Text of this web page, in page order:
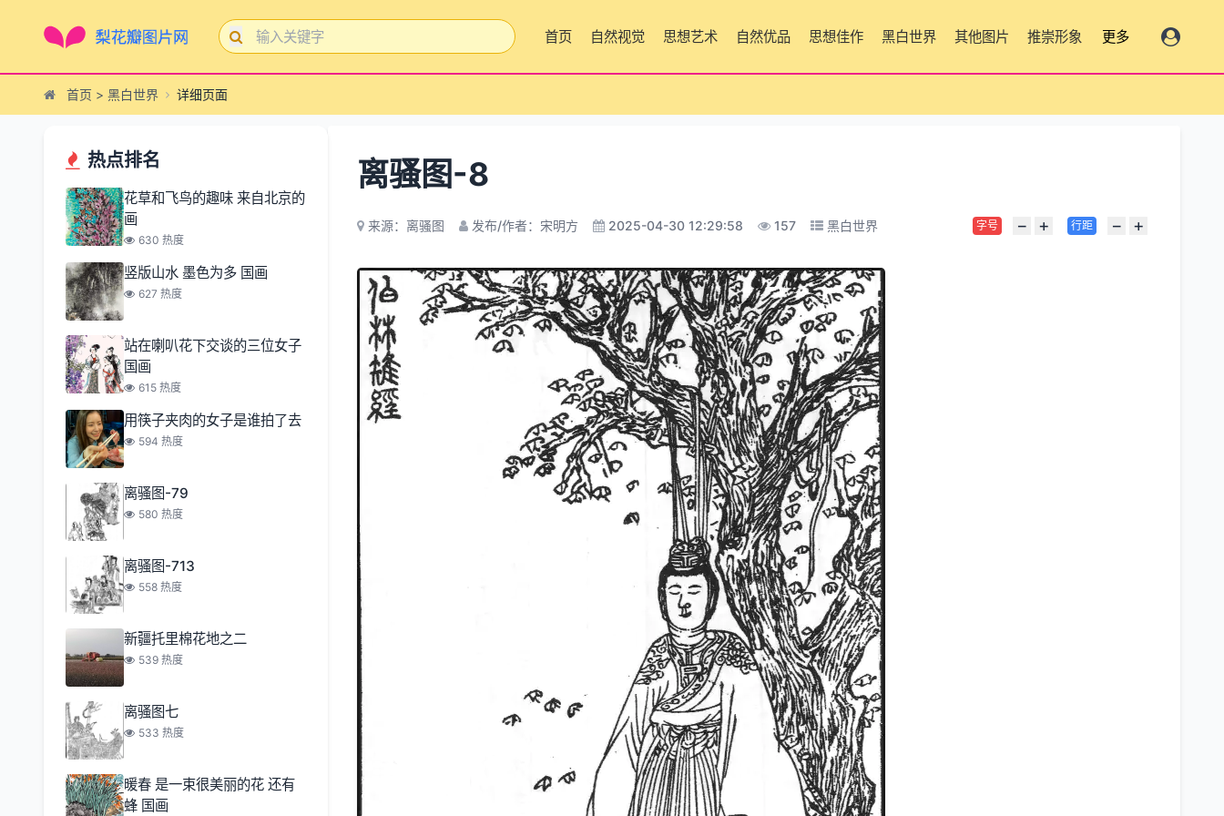
首页 自然视觉 思想艺术 自然优品 思想佳作 黑白世界 其他图片 推崇形象 更多
首页 > 黑白世界 详细页面
热点排名
花草和飞鸟的趣味 来自北京的
画
630 热度
竖版山水 墨色为多 国画
627 热度
站在喇叭花下交谈的三位女子
国画
615 热度
用筷子夹肉的女子是谁拍了去
594 热度
离骚图-79
580 热度
离骚图-713
558 热度
新疆托里棉花地之二
539 热度
离骚图七
533 热度
暖春 是一束很美丽的花 还有
蜂 国画
离骚图-8
来源：离骚图 发布/作者：宋明方 2025-04-30 12:29:58 157 黑白世界 字号 − + 行距 − +